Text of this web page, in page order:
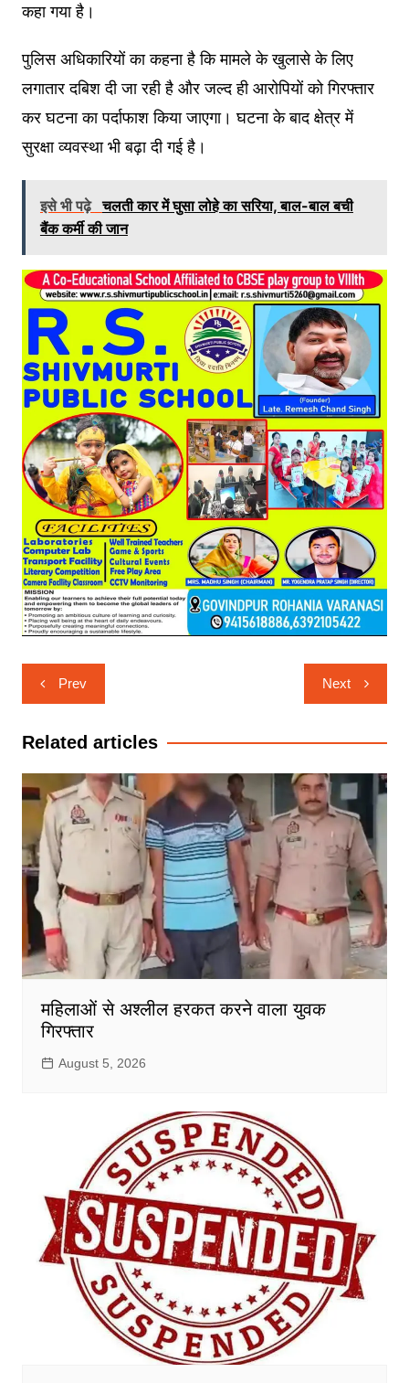
कहा गया है।
पुलिस अधिकारियों का कहना है कि मामले के खुलासे के लिए
लगातार दबिश दी जा रही है और जल्द ही आरोपियों को गिरफ्तार
कर घटना का पर्दाफाश किया जाएगा। घटना के बाद क्षेत्र में
सुरक्षा व्यवस्था भी बढ़ा दी गई है।
इसे भी पढ़े चलती कार में घुसा लोहे का सरिया, बाल-बाल बची
बैंक कर्मी की जान
Post
navigation
Prev Next
Related articles
महिलाओं से अश्लील हरकत करने वाला युवक
गिरफ्तार
August 5, 2026